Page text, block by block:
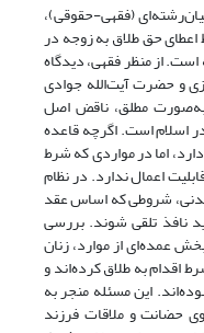
(فقهی-حقوقی)،
حق طلاق به زوجه در
از منظر فقهی، دیدگاه
و حضرت آیت‌الله جوادی
مطلق، ناقض اصل
اسلام است. اگرچه قاعده
اما در مواردی که شرط
اعمال ندارد. در نظام
با وجود ماده ۱۱۱۹ قانون مدنی، شروطی که اساس عقد
نافذ تلقی شوند. بررسی
عمده‌ای از موارد، زنان
اقدام به طلاق کرده‌اند و
این مسئله منجر به
حضانت و ملاقات فرزند